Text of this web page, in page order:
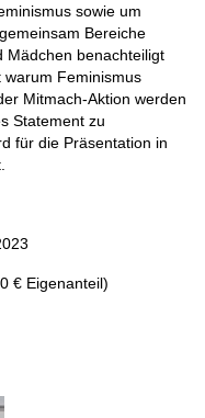
sowie um
Bereiche
Mädchen benachteiligt
Feminismus
Mitmach-Aktion werden
Statement zu
für die Präsentation in
€ Eigenanteil)